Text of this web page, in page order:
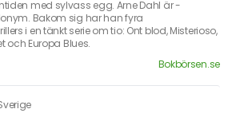
med sylvass egg. Arne Dahl är -
Bakom sig har han fyra
i en tänkt serie om tio: Ont blod, Misterioso,
och Europa Blues.
Bokbörsen.se